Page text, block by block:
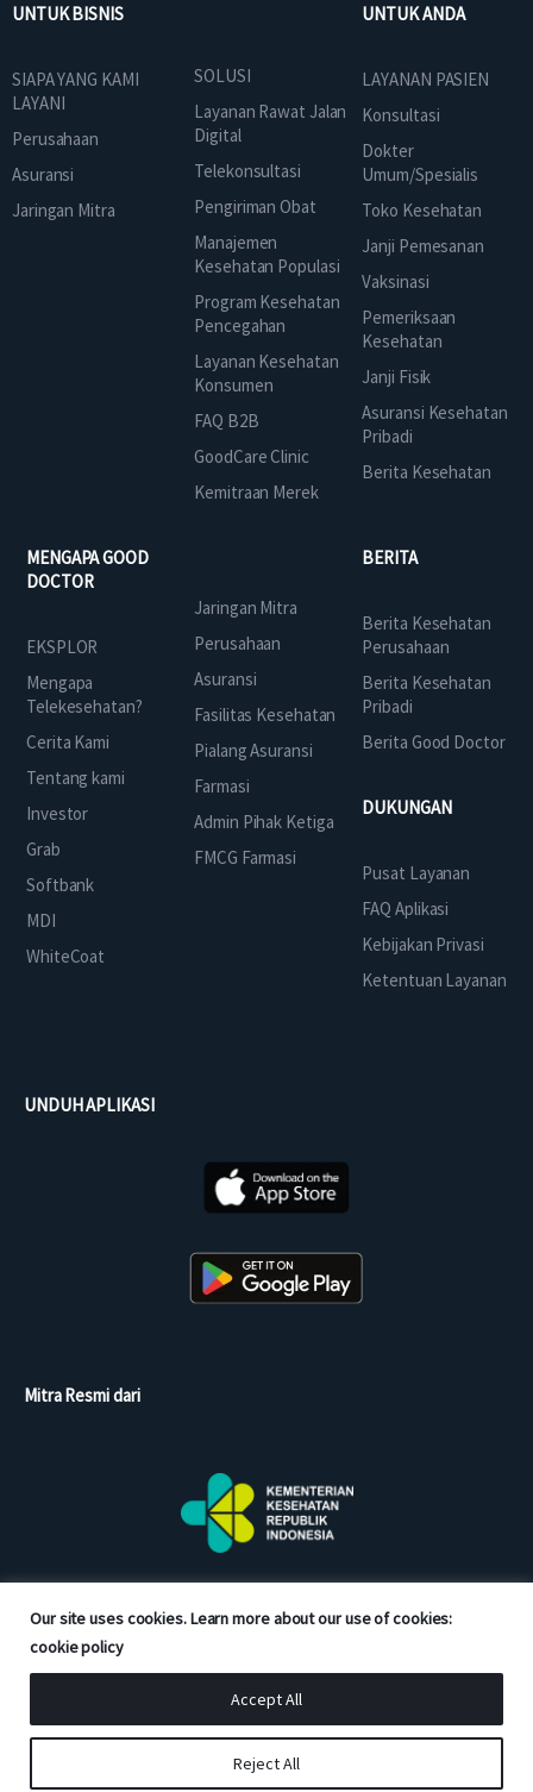
Our site uses cookies. Learn more about our use of cookies:
cookie policy
Reject All
Accept All
UNTUK BISNIS
SIAPA YANG KAMI
LAYANI
Perusahaan
Asuransi
Jaringan Mitra
SOLUSI
Layanan Rawat Jalan
Digital
Telekonsultasi
Pengiriman Obat
Manajemen
Kesehatan Populasi
Program Kesehatan
Pencegahan
Layanan Kesehatan
Konsumen
FAQ B2B
GoodCare Clinic
Kemitraan Merek
UNTUK ANDA
LAYANAN PASIEN
Konsultasi
Dokter
Umum/Spesialis
Toko Kesehatan
Janji Pemesanan
Vaksinasi
Pemeriksaan
Kesehatan
Janji Fisik
Asuransi Kesehatan
Pribadi
Berita Kesehatan
MENGAPA GOOD
DOCTOR
EKSPLOR
Mengapa
Telekesehatan?
Cerita Kami
Tentang kami
Investor
Grab
Softbank
MDI
WhiteCoat
Jaringan Mitra
Perusahaan
Asuransi
Fasilitas Kesehatan
Pialang Asuransi
Farmasi
Admin Pihak Ketiga
FMCG Farmasi
BERITA
Berita Kesehatan
Perusahaan
Berita Kesehatan
Pribadi
Berita Good Doctor
DUKUNGAN
Pusat Layanan
FAQ Aplikasi
Kebijakan Privasi
Ketentuan Layanan
UNDUH APLIKASI
Mitra Resmi dari
Copyright © 2026 Good Doctor. All rights reserved.